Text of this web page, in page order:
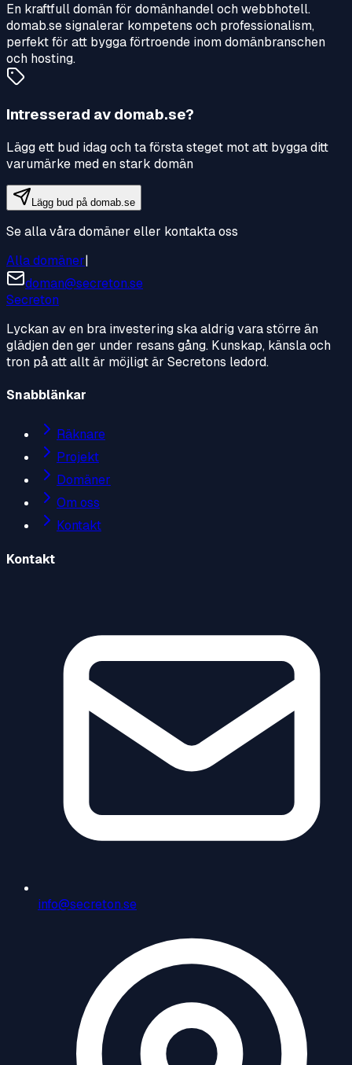
En kraftfull domän för domänhandel och webbhotell.
domab.se signalerar kompetens och professionalism,
perfekt för att bygga förtroende inom domänbranschen
och hosting.
Intresserad av domab.se?
Lägg ett bud idag och ta första steget mot att bygga ditt
varumärke med en stark domän
Lägg bud på domab.se
Se alla våra domäner eller kontakta oss
Alla domäner|
doman@secreton.se
Secreton
Lyckan av en bra investering ska aldrig vara större än
glädjen den ger under resans gång. Kunskap, känsla och
tron på att allt är möjligt är Secretons ledord.
Snabblänkar
Räknare
Projekt
Domäner
Om oss
Kontakt
Kontakt
info@secreton.se